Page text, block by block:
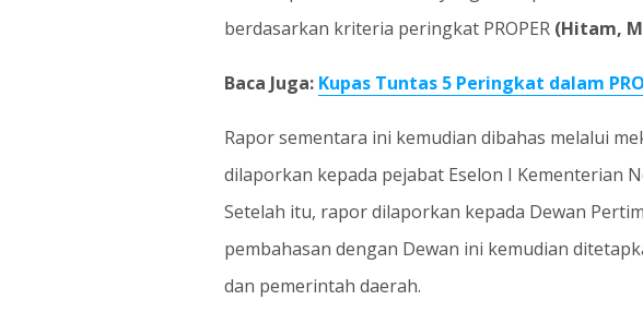
berdasarkan kriteria peringkat PROPER (Hitam,
Baca Juga: Kupas Tuntas 5 Peringkat dalam
Rapor sementara ini kemudian dibahas melalui
dilaporkan kepada pejabat Eselon I Kementerian
Setelah itu, rapor dilaporkan kepada Dewan
pembahasan dengan Dewan ini kemudian
dan pemerintah daerah.